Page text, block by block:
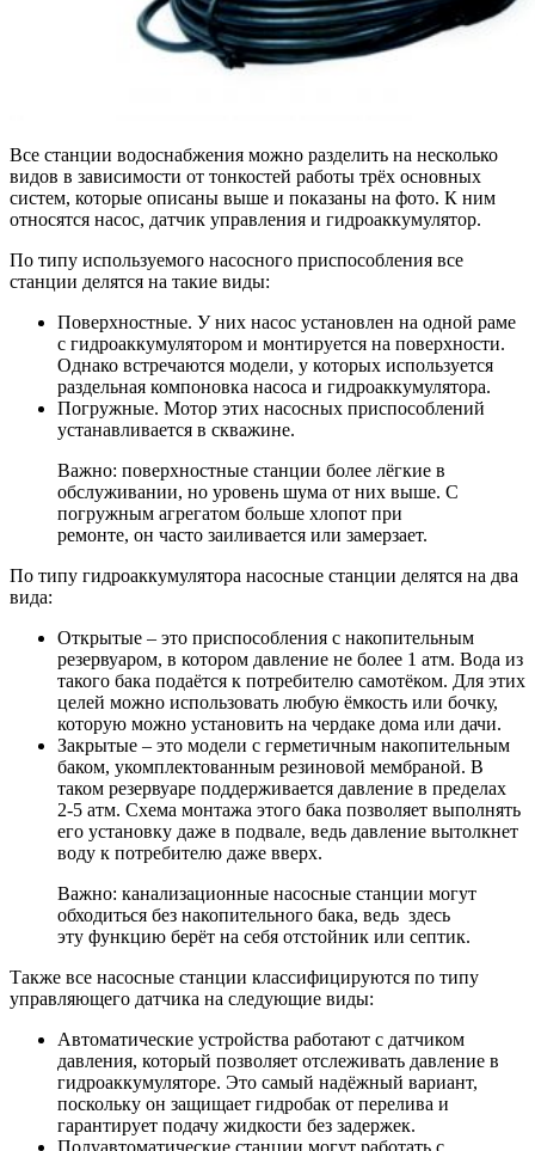
Все станции водоснабжения можно разделить на несколько
видов в зависимости от тонкостей работы трёх основных
систем, которые описаны выше и показаны на фото. К ним
относятся насос, датчик управления и гидроаккумулятор.
По типу используемого насосного приспособления все
станции делятся на такие виды:
Поверхностные. У них насос установлен на одной раме
с гидроаккумулятором и монтируется на поверхности.
Однако встречаются модели, у которых используется
раздельная компоновка насоса и гидроаккумулятора.
Погружные. Мотор этих насосных приспособлений
устанавливается в скважине.
Важно: поверхностные станции более лёгкие в
обслуживании, но уровень шума от них выше. С
погружным агрегатом больше хлопот при
ремонте, он часто заиливается или замерзает.
По типу гидроаккумулятора насосные станции делятся на два
вида:
Открытые – это приспособления с накопительным
резервуаром, в котором давление не более 1 атм. Вода из
такого бака подаётся к потребителю самотёком. Для этих
целей можно использовать любую ёмкость или бочку,
которую можно установить на чердаке дома или дачи.
Закрытые – это модели с герметичным накопительным
баком, укомплектованным резиновой мембраной. В
таком резервуаре поддерживается давление в пределах
2-5 атм. Схема монтажа этого бака позволяет выполнять
его установку даже в подвале, ведь давление вытолкнет
воду к потребителю даже вверх.
Важно: канализационные насосные станции могут
обходиться без накопительного бака, ведь здесь
эту функцию берёт на себя отстойник или септик.
Также все насосные станции классифицируются по типу
управляющего датчика на следующие виды:
Автоматические устройства работают с датчиком
давления, который позволяет отслеживать давление в
гидроаккумуляторе. Это самый надёжный вариант,
поскольку он защищает гидробак от перелива и
гарантирует подачу жидкости без задержек.
Полуавтоматические станции могут работать с